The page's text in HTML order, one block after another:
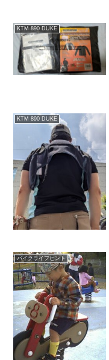
KTM 890 DUKE
KTM 890 DUKE
バイクライフヒント